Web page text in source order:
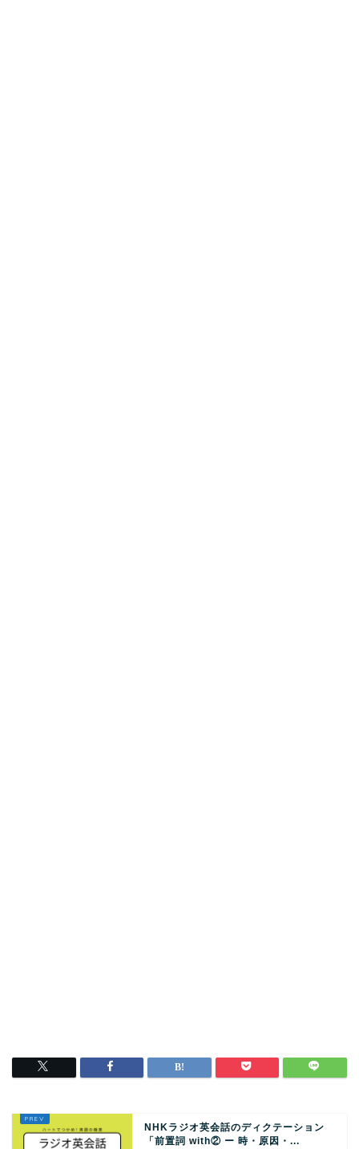
NHKラジオ英会話のディクテーション
「前置詞 with② ー 時・原因・...